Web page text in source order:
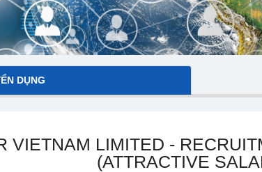
DỤNG
VIETNAM LIMITED -
(ATTRACTIVE